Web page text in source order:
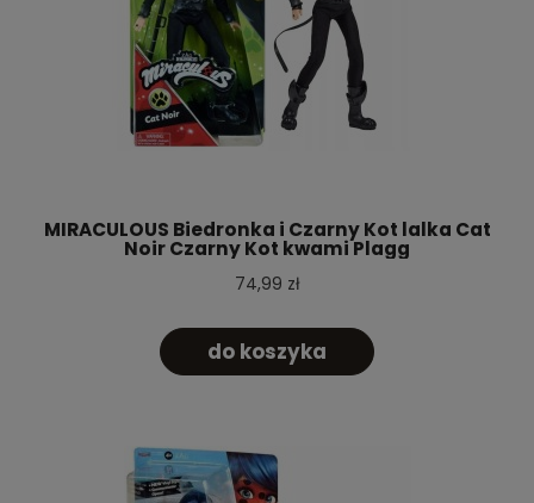
MIRACULOUS Biedronka i Czarny Kot lalka Cat
Noir Czarny Kot kwami Plagg
74,99 zł
do koszyka